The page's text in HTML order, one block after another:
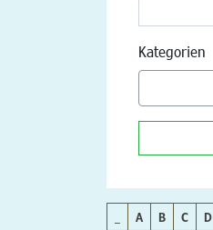
Kategorien
A B C D